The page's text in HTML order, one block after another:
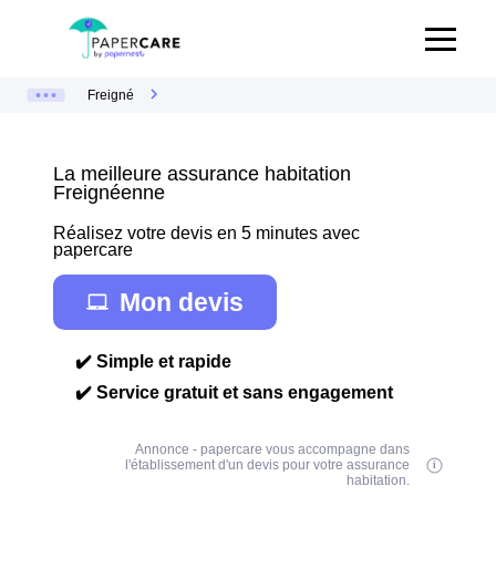
Freigné
La meilleure assurance habitation
Freignéenne
Réalisez votre devis en 5 minutes avec
papercare
Mon devis
✔️ Simple et rapide
✔️ Service gratuit et sans engagement
Annonce - papercare vous accompagne dans
l'établissement d'un devis pour votre assurance
habitation.